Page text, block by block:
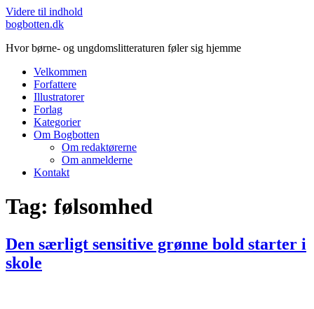
Videre til indhold
bogbotten.dk
Hvor børne- og ungdomslitteraturen føler sig hjemme
Velkommen
Forfattere
Illustratorer
Forlag
Kategorier
Om Bogbotten
Om redaktørerne
Om anmelderne
Kontakt
Tag: følsomhed
Den særligt sensitive grønne bold starter i
skole